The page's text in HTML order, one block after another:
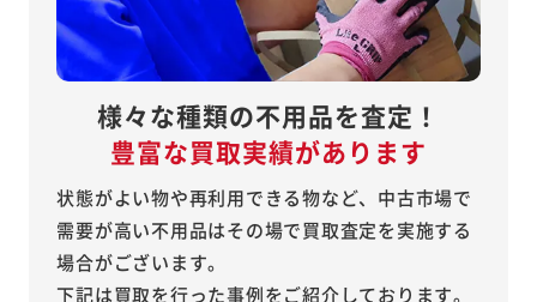
様々な種類の不用品を査定！
豊富な買取実績があります
状態がよい物や再利用できる物など、中古市場で
需要が高い不用品はその場で買取査定を実施する
場合がございます。
下記は買取を行った事例をご紹介しております。